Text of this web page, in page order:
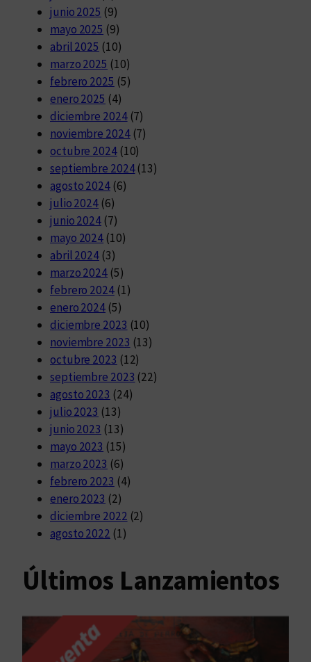
junio 2025 (9)
mayo 2025 (9)
abril 2025 (10)
marzo 2025 (10)
febrero 2025 (5)
enero 2025 (4)
diciembre 2024(7)
noviembre 2024(7)
octubre 2024(10)
septiembre 2024(13)
agosto 2024(6)
julio 2024 (6)
junio 2024 (7)
mayo 2024 (10)
abril 2024 (3)
marzo 2024 (5)
febrero 2024(1)
enero 2024 (5)
diciembre 2023 (10)
noviembre 2023 (13)
octubre 2023 (12)
septiembre 2023 (22)
agosto 2023 (24)
julio 2023 (13)
junio 2023 (13)
mayo 2023 (15)
marzo 2023 (6)
febrero 2023 (4)
enero 2023 (2)
diciembre 2022 (2)
agosto 2022 (1)
Últimos Lanzamientos